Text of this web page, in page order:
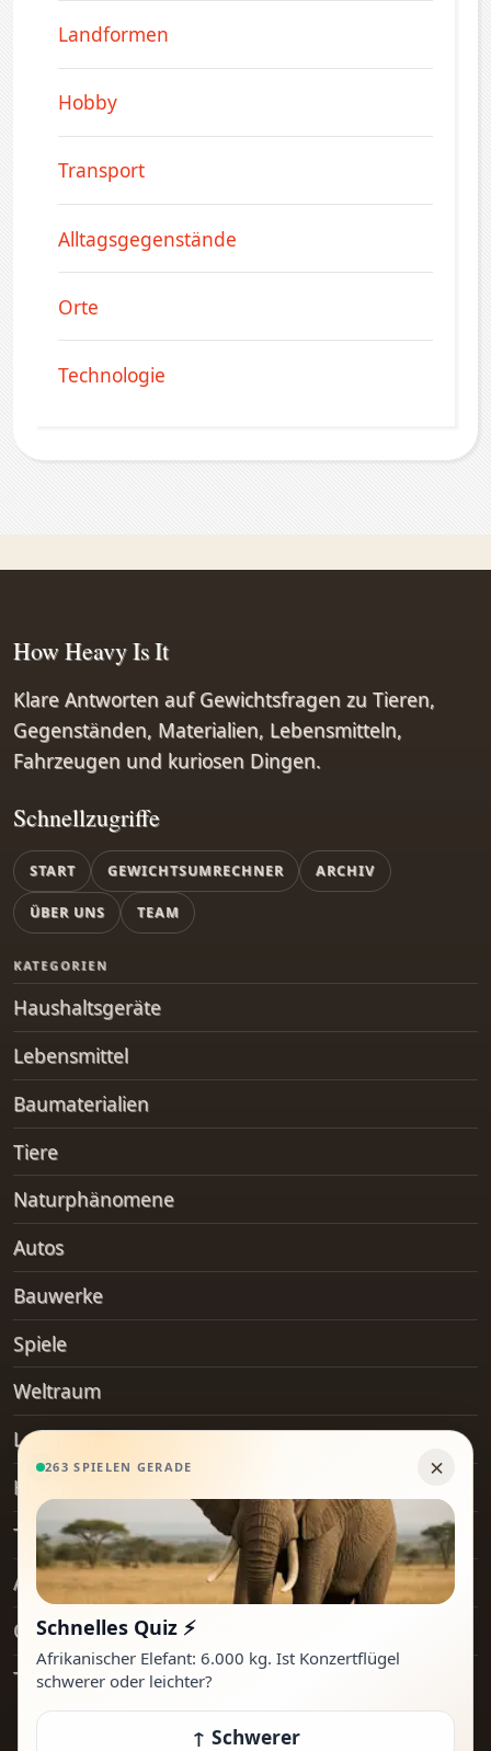
Landformen
Hobby
Transport
Alltagsgegenstände
Orte
Technologie
Schnellzugriffe
START GEWICHTSUMRECHNER ARCHIV
ÜBER UNS TEAM
KATEGORIEN
Haushaltsgeräte
Lebensmittel
Baumaterialien
Tiere
Naturphänomene
Autos
Bauwerke
Spiele
Weltraum
Landformen
Hobby
Transport
Alltagsgegenstände
Orte
Technologie
How Heavy Is It
Klare Antworten auf Gewichtsfragen zu Tieren,
Gegenständen, Materialien, Lebensmitteln,
Fahrzeugen und kuriosen Dingen.